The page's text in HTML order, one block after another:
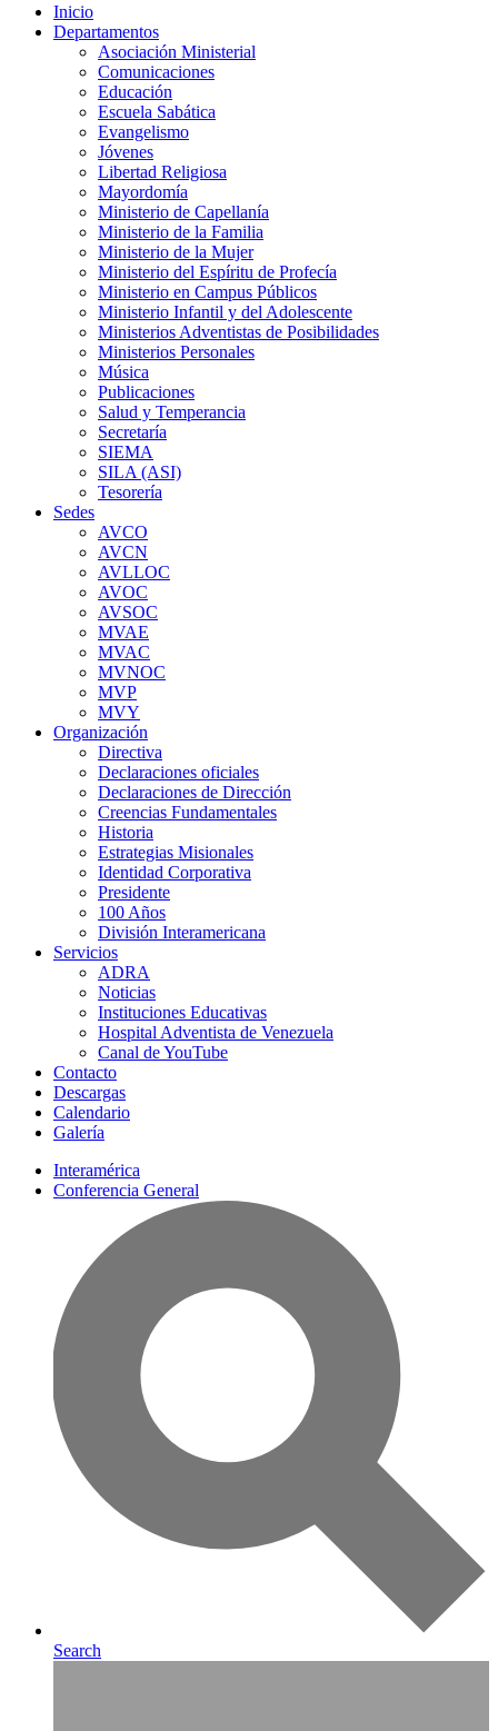
Inicio
Departamentos
Asociación Ministerial
Comunicaciones
Educación
Escuela Sabática
Evangelismo
Jóvenes
Libertad Religiosa
Mayordomía
Ministerio de Capellanía
Ministerio de la Familia
Ministerio de la Mujer
Ministerio del Espíritu de Profecía
Ministerio en Campus Públicos
Ministerio Infantil y del Adolescente
Ministerios Adventistas de Posibilidades
Ministerios Personales
Música
Publicaciones
Salud y Temperancia
Secretaría
SIEMA
SILA (ASI)
Tesorería
Sedes
AVCO
AVCN
AVLLOC
AVOC
AVSOC
MVAE
MVAC
MVNOC
MVP
MVY
Organización
Directiva
Declaraciones oficiales
Declaraciones de Dirección
Creencias Fundamentales
Historia
Estrategias Misionales
Identidad Corporativa
Presidente
100 Años
División Interamericana
Servicios
ADRA
Noticias
Instituciones Educativas
Hospital Adventista de Venezuela
Canal de YouTube
Contacto
Descargas
Calendario
Galería
Interamérica
Conferencia General
Search